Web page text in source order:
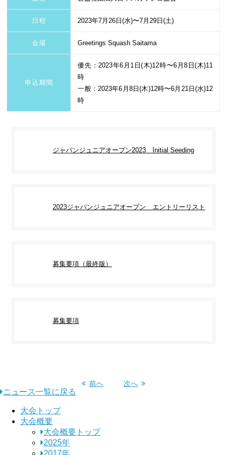
日程 2023年7月26日(水)〜7月29日(土)
会場 Greetings Squash Saitama
申込期間
優先：2023年6月1日(木)12時〜6月8日(木)11
時
一般：2023年6月8日(木)12時〜6月21日(水)12
時
ジャパンジュニアオープン2023 Initial Seeding
2023ジャパンジュニアオープン エントリーリスト
募集要項（最終版）
募集要項
前へ 次へ
ニュース一覧に戻る
大会トップ
大会概要
大会概要トップ
2025年
2017年